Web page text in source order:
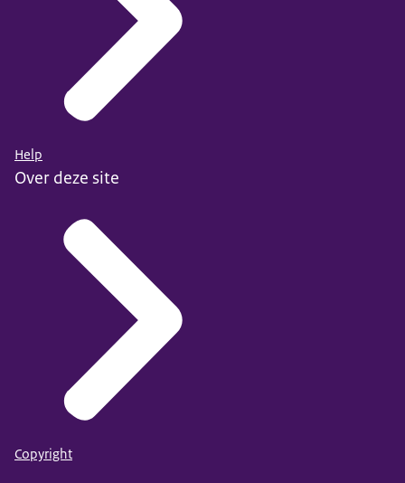
Help
Over deze site
Copyright